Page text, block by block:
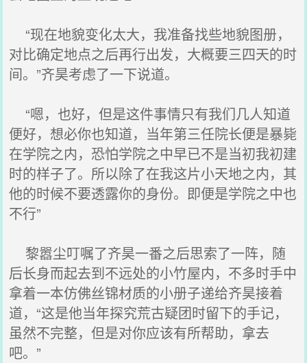
“现在地貌变化太大，我准备找些地貌图册，
对比确定地点之后再行出发，大概要三四天的时
间。”齐昊考虑了一下说道。
“嗯，也好，但是这件事情只有我们几人知道
便好，想必你也知道，当年第三任院长便是暴毙
在学院之内，恐怕学院之中早已不是当初我初建
时的样子了。所以除了在我这片小天地之内，其
他的时候不要透露你的身份。即便是学院之中也
不行”
黎嚣尘叮嘱了齐昊一番之后思索了一阵，随
后长身而起去到不远处的小竹屋内，不多时手中
拿着一本仿佛丝锦材质的小册子递给齐昊接着
道，“这是他当年探究荒古疑团时留下的手记，
虽然不完整，但是对你应该有所帮助，拿去
吧。”